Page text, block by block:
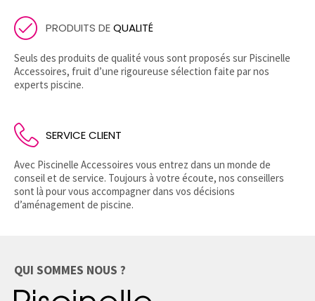
PRODUITS DEQUALITÉ
Seuls des produits de qualité vous sont proposés sur Piscinelle
Accessoires, fruit d’une rigoureuse sélection faite par nos
experts piscine.
SERVICE CLIENT
Avec Piscinelle Accessoires vous entrez dans un monde de
conseil et de service. Toujours à votre écoute, nos conseillers
sont là pour vous accompagner dans vos décisions
d’aménagement de piscine.
QUI SOMMES NOUS ?